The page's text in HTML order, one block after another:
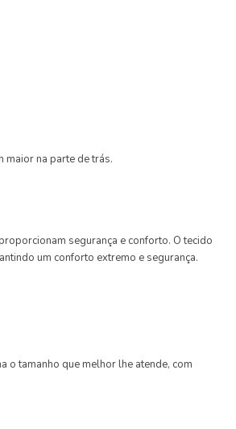
maior na parte de trás.
segurança e conforto. O tecido
um conforto extremo e segurança.
o tamanho que melhor lhe atende, com